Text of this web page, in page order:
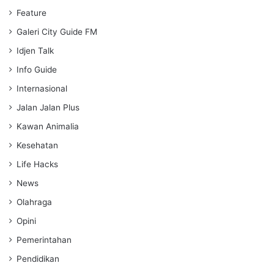
Feature
Galeri City Guide FM
Idjen Talk
Info Guide
Internasional
Jalan Jalan Plus
Kawan Animalia
Kesehatan
Life Hacks
News
Olahraga
Opini
Pemerintahan
Pendidikan